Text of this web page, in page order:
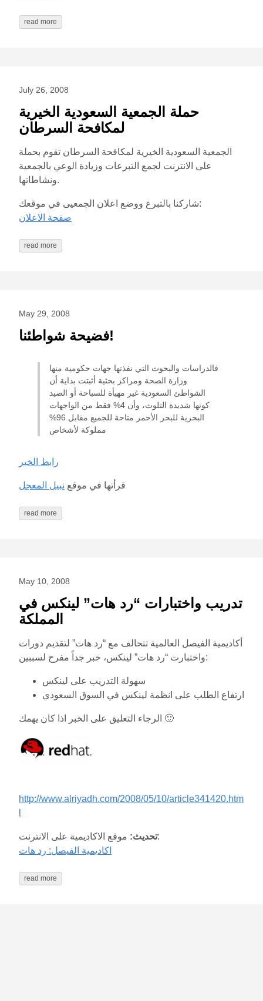
read more
July 26, 2008
حملة الجمعية السعودية الخيرية
لمكافحة السرطان
الجمعية السعودية الخيرية لمكافحة السرطان تقوم بحملة
على الانترنت لجمع التبرعات وزيادة الوعي بالجمعية
ونشاطاتها.
شاركنا بالتبرع ووضع اعلان الجمعيى في موقعك:
صفحة الاعلان
read more
May 29, 2008
فضيحة شواطئنا!
فالدراسات والبحوث التي نفذتها جهات حكومية منها
وزارة الصحة ومراكز بحثية أثبتت بداية أن
الشواطئ السعودية غير مهيأة للسباحة أو الصيد
كونها شديدة التلوث، وأن 4% فقط من الواجهات
البحرية للبحر الأحمر متاحة للجميع مقابل 96%
مملوكة لأشخاص
رابط الخبر
قرأتها في موقع نبيل المعجل
read more
May 10, 2008
تدريب واختبارات “رد هات” لينكس في
المملكة
أكاديمية الفيصل العالمية تتحالف مع “رد هات” لتقديم دورات
واختبارت “رد هات” لينكس، خبر جداً مفرح لسببين:
سهولة التدريب على لينكس
ارتفاع الطلب على انظمة لينكس في السوق السعودي
الرجاء التعليق على الخبر اذا كان يهمك 🙂
http://www.alriyadh.com/2008/05/10/article341420.htm
تحديث:موقع الاكاديمية على الانترنت:
اكاديمية الفيصل: رد هات
read more